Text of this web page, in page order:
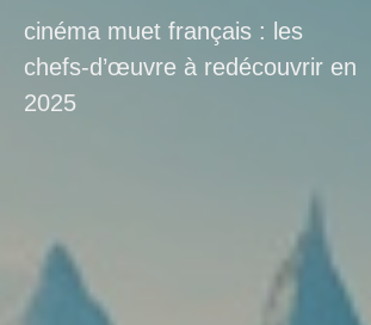
cinéma muet français : les
chefs-d’œuvre à redécouvrir en
2025